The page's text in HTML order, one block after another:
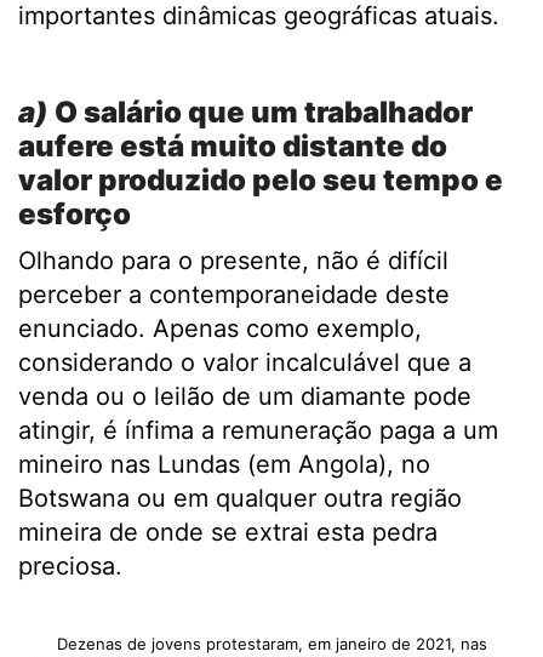
importantes dinâmicas geográficas atuais.
a) O salário que um trabalhador
aufere está muito distante do
valor produzido pelo seu tempo e
esforço
Olhando para o presente, não é difícil
perceber a contemporaneidade deste
enunciado. Apenas como exemplo,
considerando o valor incalculável que a
venda ou o leilão de um diamante pode
atingir, é ínfima a remuneração paga a um
mineiro nas Lundas (em Angola), no
Botswana ou em qualquer outra região
mineira de onde se extrai esta pedra
preciosa.
Dezenas de jovens protestaram, em janeiro de 2021, nas